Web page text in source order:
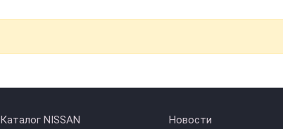
Каталог NISSAN
Новости